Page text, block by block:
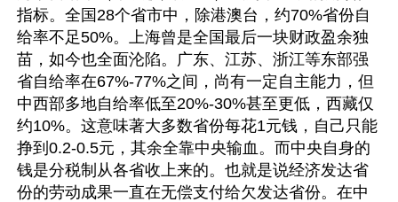
指标。全国28个省市中，除港澳台，约70%省份自
给率不足50%。上海曾是全国最后一块财政盈余独
苗，如今也全面沦陷。广东、江苏、浙江等东部强
省自给率在67%-77%之间，尚有一定自主能力，但
中西部多地自给率低至20%-30%甚至更低，西藏仅
约10%。这意味著大多数省份每花1元钱，自己只能
挣到0.2-0.5元，其余全靠中央输血。而中央自身的
钱是分税制从各省收上来的。也就是说经济发达省
份的劳动成果一直在无偿支付给欠发达省份。在中